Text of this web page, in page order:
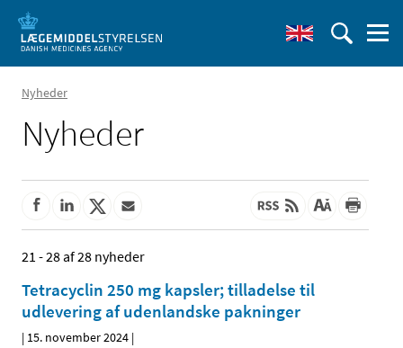
Nyheder
Nyheder
21 - 28 af 28 nyheder
Tetracyclin 250 mg kapsler; tilladelse til
udlevering af udenlandske pakninger
| 15. november 2024 |